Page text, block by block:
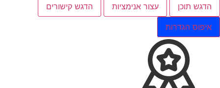
הדגש תוכן עצור אנימציות הדגש קישורים
איפוס הגדרות